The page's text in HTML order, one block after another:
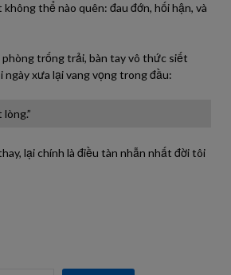
thể nào quên: đau đớn, hối hận, và
phòng trống trải, bàn tay vô thức siết
ngày xưa lại vang vọng trong đầu:
lại chính là điều tàn nhẫn nhất đời tôi